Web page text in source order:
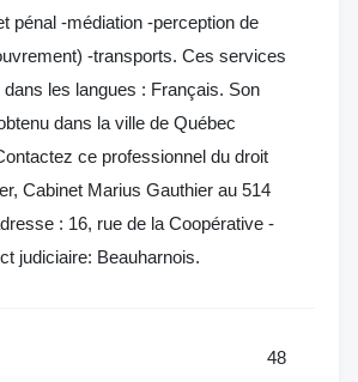
pénal -médiation -perception de
-transports. Ces services
les langues : Français. Son
dans la ville de Québec
ce professionnel du droit
Cabinet Marius Gauthier au 514
: 16, rue de la Coopérative -
judiciaire: Beauharnois.
48